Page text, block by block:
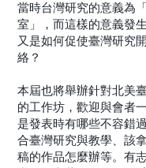
當時台灣研究的意義為
室」，而這樣的意義發
又是如何促使臺灣研究
絡？
本屆也將舉辦針對北美
的工作坊，歡迎與會者
是發表時有哪些不容錯
合臺灣研究與教學、該
稿的作品怎麼辦等。有